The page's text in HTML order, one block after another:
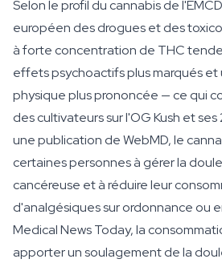
Selon le profil du cannabis de
européen des drogues et des
à forte concentration de THC
effets psychoactifs plus marqués et
physique plus prononcée — ce qui
des cultivateurs sur l'OG Kush et
une publication de WebMD, le
certaines personnes à gérer la
cancéreuse et à réduire leur
d'analgésiques sur ordonnance ou
Medical News Today, la
apporter un soulagement de la